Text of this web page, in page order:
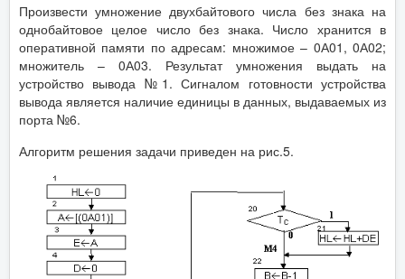
Произвести умножение двухбайтового числа без знака на
однобайтовое целое число без знака. Число хранится в
оперативной памяти по адресам: множимое – 0А01, 0А02;
множитель – 0А03. Результат умножения выдать на
устройство вывода №1. Сигналом готовности устройства
вывода является наличие единицы в данных, выдаваемых из
порта №6.
Алгоритм решения задачи приведен на рис.5.